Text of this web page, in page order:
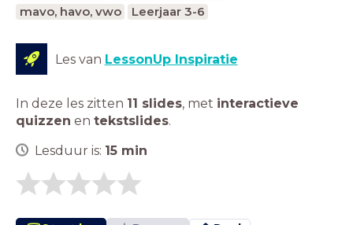
mavo, havo, vwo
Leerjaar 3-6
Les van LessonUp Inspiratie
In deze les zitten 11 slides, met interactieve
quizzen en tekstslides.
Lesduur is: 15 min